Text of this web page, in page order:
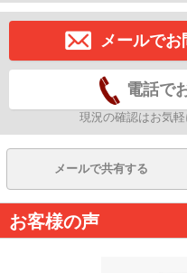
メールでお
電話で
現況の確認はお気軽
メールで共有する
お客様の声